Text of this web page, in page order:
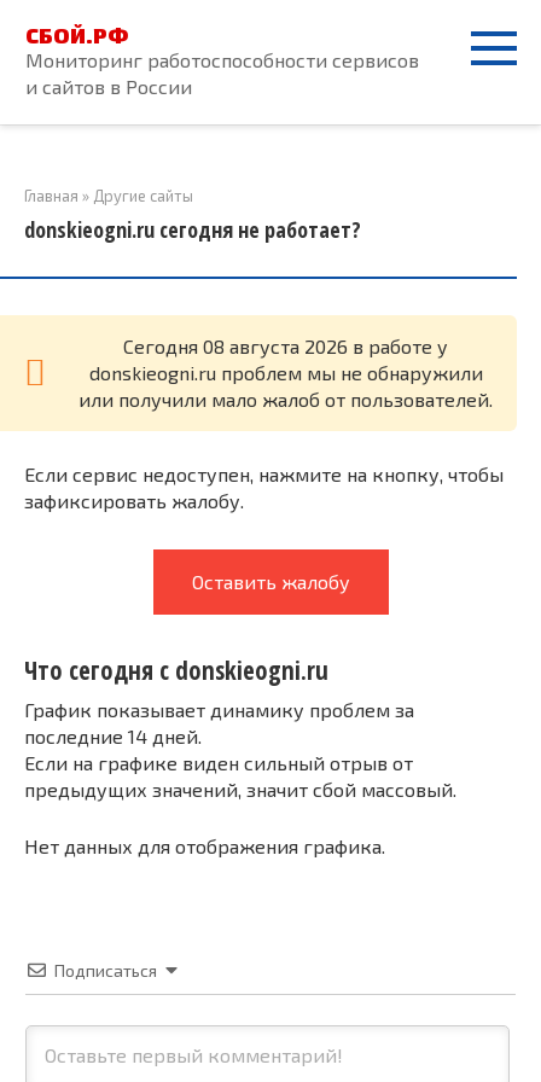
контенту
СБОЙ.РФ
Мониторинг работоспособности сервисов
и сайтов в России
Главная » Другие сайты
donskieogni.ru сегодня не работает?
Cегодня 08 августа 2026 в работе у
donskieogni.ru проблем мы не обнаружили
или получили мало жалоб от пользователей.
Если сервис недоступен, нажмите на кнопку, чтобы
зафиксировать жалобу.
Оставить жалобу
Что сегодня с donskieogni.ru
График показывает динамику проблем за
последние 14 дней.
Если на графике виден сильный отрыв от
предыдущих значений, значит сбой массовый.
Нет данных для отображения графика.
Подписаться